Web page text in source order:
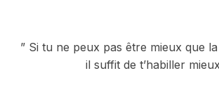
” Si tu ne peux pas être mieux que
il suffit de t’habiller